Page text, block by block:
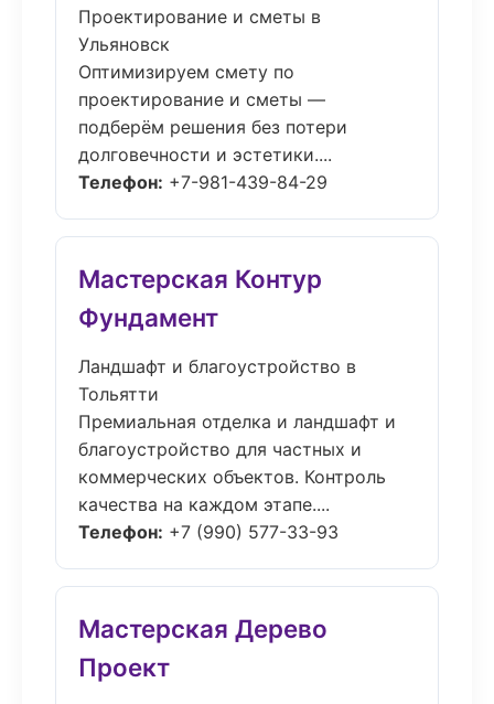
Проектирование и сметы в
Ульяновск
Оптимизируем смету по
проектирование и сметы —
подберём решения без потери
долговечности и эстетики....
Телефон: +7-981-439-84-29
Мастерская Контур
Фундамент
Ландшафт и благоустройство в
Тольятти
Премиальная отделка и ландшафт и
благоустройство для частных и
коммерческих объектов. Контроль
качества на каждом этапе....
Телефон: +7 (990) 577-33-93
Мастерская Дерево
Проект